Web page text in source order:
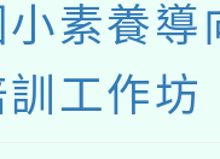
素養導
工作坊